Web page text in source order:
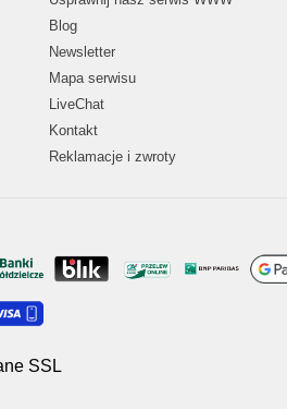
Blog
Newsletter
Mapa serwisu
LiveChat
Kontakt
Reklamacje i zwroty
SSL